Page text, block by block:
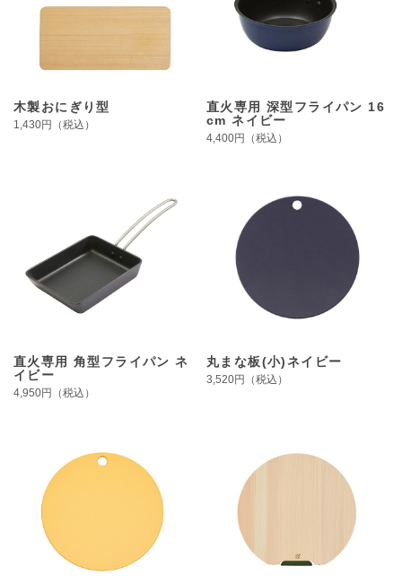
木製おにぎり型
1,430円（税込）
直火専用 深型フライパン 16
cm ネイビー
4,400円（税込）
直火専用 角型フライパン ネ
イビー
4,950円（税込）
丸まな板(小)ネイビー
3,520円（税込）